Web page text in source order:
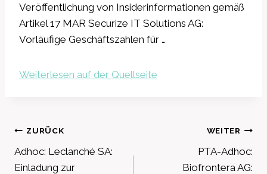
Veröffentlichung von Insiderinformationen gemäß
Artikel 17 MAR Securize IT Solutions AG:
Vorläufige Geschäftszahlen für …
Weiterlesen auf der Quellseite
Beitragsnavigation
ZURÜCK
Adhoc: Leclanché SA:
Einladung zur
WEITER
PTA-Adhoc:
Biofrontera AG: